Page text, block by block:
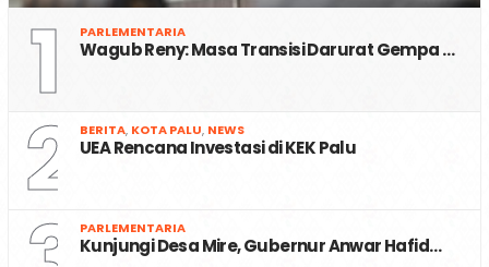
1 PARLEMENTARIA
Wagub Reny: Masa Transisi Darurat Gempa …
2 BERITA, KOTA PALU, NEWS
UEA Rencana Investasi di KEK Palu
PARLEMENTARIA
Kunjungi Desa Mire, Gubernur Anwar Hafid…